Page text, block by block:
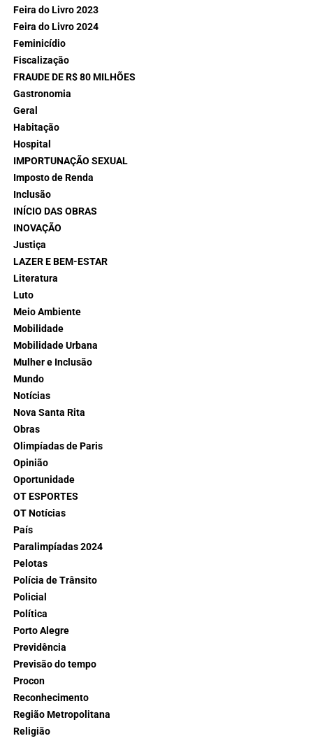
Feira do Livro 2023
Feira do Livro 2024
Feminicídio
Fiscalização
FRAUDE DE R$ 80 MILHÕES
Gastronomia
Geral
Habitação
Hospital
IMPORTUNAÇÃO SEXUAL
Imposto de Renda
Inclusão
INÍCIO DAS OBRAS
INOVAÇÃO
Justiça
LAZER E BEM-ESTAR
Literatura
Luto
Meio Ambiente
Mobilidade
Mobilidade Urbana
Mulher e Inclusão
Mundo
Notícias
Nova Santa Rita
Obras
Olimpíadas de Paris
Opinião
Oportunidade
OT ESPORTES
OT Notícias
País
Paralimpíadas 2024
Pelotas
Polícia de Trânsito
Policial
Política
Porto Alegre
Previdência
Previsão do tempo
Procon
Reconhecimento
Região Metropolitana
Religião